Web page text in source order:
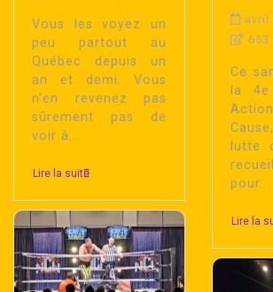
Vous les voyez un
peu partout au
Québec depuis un
an et demi. Vous
n’en revenez pas
sûrement pas de
voir à...
Lire la suite
avril
653
Ce
la 4e
lutte
pour...
Lire la